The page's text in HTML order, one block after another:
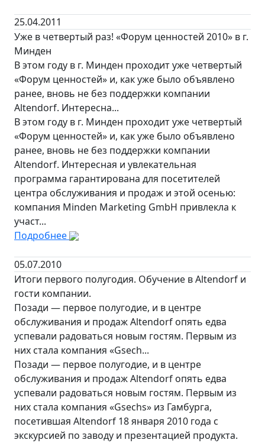
25.04.2011
Уже в четвертый раз! «Форум ценностей 2010» в г.
Минден
В этом году в г. Минден проходит уже четвертый
«Форум ценностей» и, как уже было объявлено
ранее, вновь не без поддержки компании
Altendorf. Интересна...
В этом году в г. Минден проходит уже четвертый
«Форум ценностей» и, как уже было объявлено
ранее, вновь не без поддержки компании
Altendorf. Интересная и увлекательная
программа гарантирована для посетителей
центра обслуживания и продаж и этой осенью:
компания Minden Marketing GmbH привлекла к
участ...
Подробнее
05.07.2010
Итоги первого полугодия. Обучение в Altendorf и
гости компании.
Позади — первое полугодие, и в центре
обслуживания и продаж Altendorf опять едва
успевали радоваться новым гостям. Первым из
них стала компания «Gsech...
Позади — первое полугодие, и в центре
обслуживания и продаж Altendorf опять едва
успевали радоваться новым гостям. Первым из
них стала компания «Gsechs» из Гамбурга,
посетившая Altendorf 18 января 2010 года с
экскурсией по заводу и презентацией продукта.